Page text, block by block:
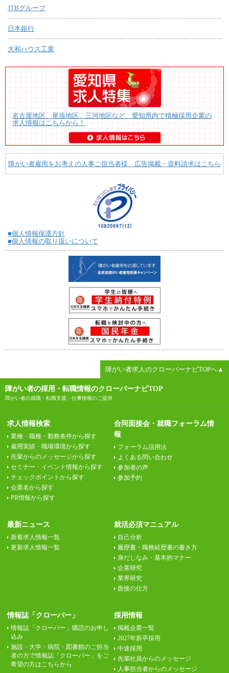
JTBグループ
日本銀行
大和ハウス工業
名古屋地区、尾張地区、三河地区など、愛知県内で積極採用企業の
求人情報はこちらから！
障がい者雇用をお考えの人事ご担当者様 広告掲載・資料請求はこちら
■個人情報保護方針
■個人情報の取り扱いについて
障がい者求人のクローバーナビTOPへ▲
障がい者の採用・転職情報のクローバーナビTOP
障がい者の就職・転職支援・仕事情報のご提供
求人情報検索
業種・職種・勤務条件から探す
雇用実績・職場環境から探す
先輩からのメッセージから探す
セミナー・イベント情報から探す
チェックポイントから探す
企業名から探す
PR情報から探す
合同面接会・就職フォーラム情
報
フォーラム活用法
よくある問い合わせ
参加者の声
参加予約
最新ニュース
新着求人情報一覧
更新求人情報一覧
就活必須マニュアル
自己分析
履歴書・職務経歴書の書き方
身だしなみ・基本的マナー
企業研究
業界研究
面接の仕方
情報誌「クローバー」
情報誌「クローバー」購読のお申し
込み
施設・大学・病院・図書館のご担当
者の方で情報誌「クローバー」をご
希望の方はこちらから
採用情報
掲載企業一覧
2027年新卒採用
中途採用
先輩社員からのメッセージ
人事担当者からのメッセージ